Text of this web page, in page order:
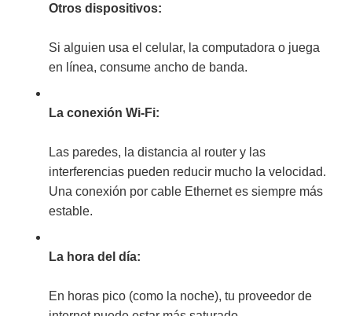
Otros dispositivos:
Si alguien usa el celular, la computadora o juega
en línea, consume ancho de banda.
La conexión Wi-Fi:
Las paredes, la distancia al router y las
interferencias pueden reducir mucho la velocidad.
Una conexión por cable Ethernet es siempre más
estable.
La hora del día:
En horas pico (como la noche), tu proveedor de